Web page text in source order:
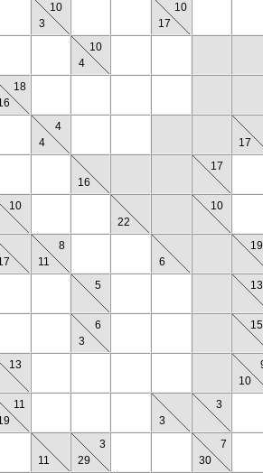
10
3
10
17
10
4
18
4
4
17
16
17
10
22
10
8
11
6
19
5 13
6
3
15
13
10
11
3
3
11
3
29
7
30